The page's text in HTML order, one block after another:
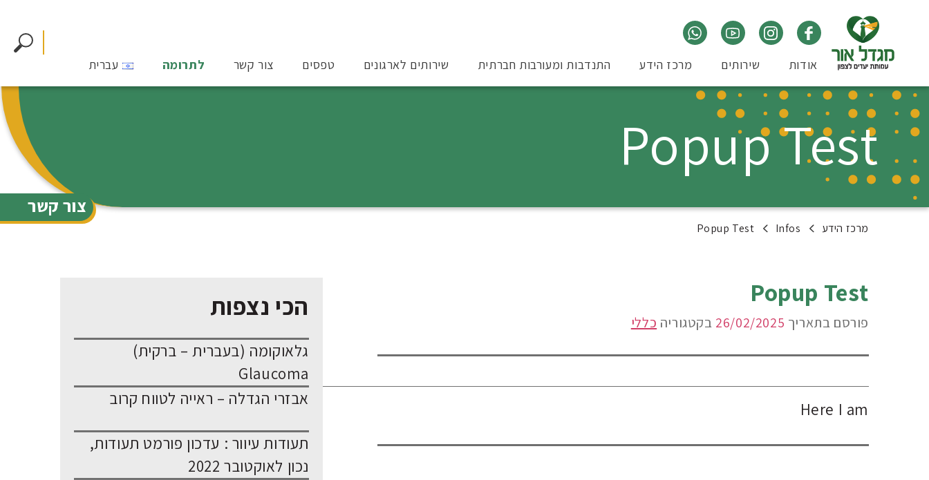
צור קשר
אודות שירותים מרכז הידע התנדבות ומעורבות חברתית שירותים לארגונים טפסים צור קשר לתרומה עברית
Popup Test
מרכז הידע Infos
Popup Test
Popup Test
פורסם בתאריך 26/02/2025 בקטגוריה כללי
Here I am
הכי נצפות
גלאוקומה (בעברית – ברקית)
Glaucoma
אבזרי הגדלה – ראייה לטווח קרוב
תעודות עיוור : עדכון פורמט תעודות,
נכון לאוקטובר 2022